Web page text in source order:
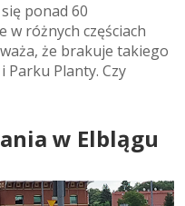
ponad 60
w różnych częściach
że brakuje takiego
Planty. Czy
w Elblągu